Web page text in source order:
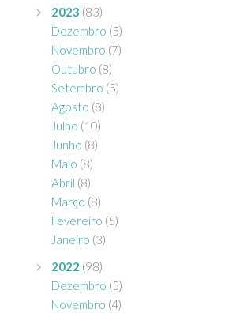
2023 (83)
Dezembro (5)
Novembro (7)
Outubro (8)
Setembro (5)
Agosto (8)
Julho (10)
Junho (8)
Maio (8)
Abril (8)
Março (8)
Fevereiro (5)
Janeiro (3)
2022 (98)
Dezembro (5)
Novembro (4)